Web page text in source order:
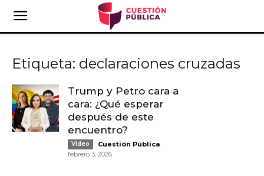
Etiqueta: declaraciones cruzadas
Trump y Petro cara a
cara: ¿Qué esperar
después de este
encuentro?
Video Cuestión Pública -
febrero 3, 2026